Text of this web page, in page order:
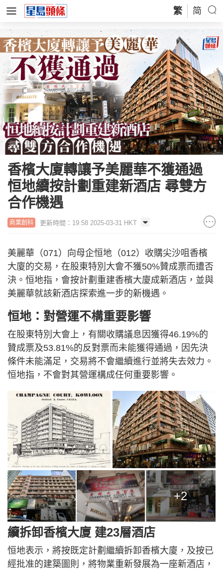
繁 简
香檳大廈轉讓予美麗華不獲通過
恒地續按計劃重建新酒店 尋雙方
合作機遇
商業創科 更新時間：19:58 2025-03-31 HKT
美麗華（071）向母企恒地（012）收購尖沙咀香檳
大廈的交易，在股東特別大會不獲50%贊成票而遭否
決。恒地指，會按計劃重建香檳大廈成新酒店，並與
美麗華就該新酒店探索進一步的新機遇。
恒地：對營運不構重要影響
在股東特別大會上，有關收購議息因獲得46.19%的
贊成票及53.81%的反對票而未能獲得通過，因先決
條件未能滿足，交易將不會繼續進行並將失去效力。
恒地指，不會對其營運構成任何重要影響。
+2
續拆卸香檳大廈 建23層酒店
恒地表示，將按既定計劃繼續拆卸香檳大廈，及按已
經批准的建築圖則，將物業重新發展為一座新酒店，